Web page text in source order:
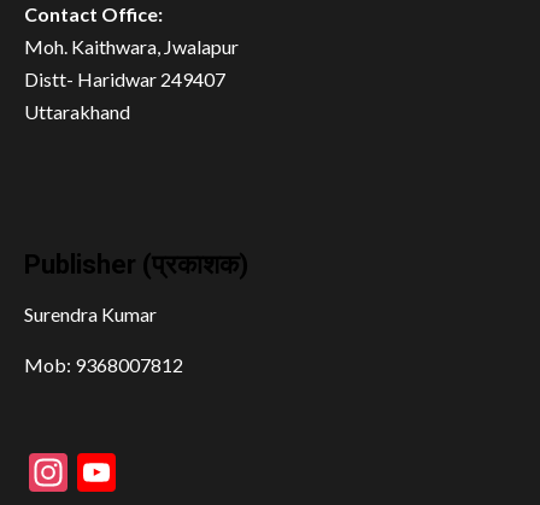
Contact Office:
Moh. Kaithwara, Jwalapur
Distt- Haridwar 249407
Uttarakhand
Publisher (प्रकाशक)
Surendra Kumar
Mob: 9368007812
Instagram